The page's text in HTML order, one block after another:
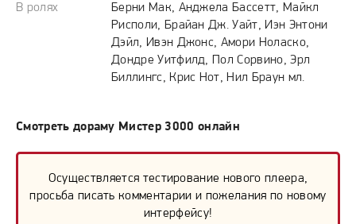
В ролях
Берни Мак, Анджела Бассетт, Майкл
Рисполи, Брайан Дж. Уайт, Иэн Энтони
Дэйл, Ивэн Джонс, Амори Ноласко,
Дондре Уитфилд, Пол Сорвино, Эрл
Биллингс, Крис Нот, Нил Браун мл.
Смотреть дораму Мистер 3000 онлайн
Осуществляется тестирование нового плеера,
просьба писать комментарии и пожелания по новому
интерфейсу!